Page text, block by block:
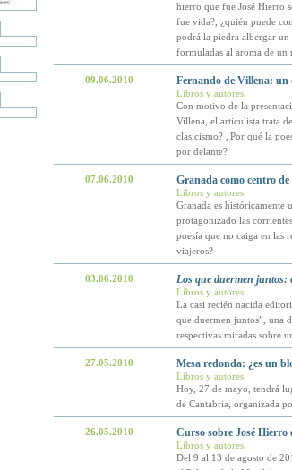
hierro que fue José Hierro
fue vida?, ¿quién puede
podrá la piedra albergar un
formuladas al aroma de un
09.06.2010 Fernando de Villena: un
Libros y autores
Con motivo de la
Villena, el articulista trata
clasicismo? ¿Por qué la
por delante?
07.06.2010 Granada como centro de
Libros y autores
Granada es históricamente
protagonizado las
poesía que no caiga en las
viajeros?
03.06.2010 Los que duermen juntos:
Libros y autores
La casi recién nacida
que duermen juntos”, una
respectivas miradas sobre
27.05.2010 Mesa redonda: ¿es un
Libros y autores
Hoy, 27 de mayo, tendrá
de Cantabria, organizada
26.05.2010 Curso sobre José
Libros y autores
Del 9 al 13 de agosto de